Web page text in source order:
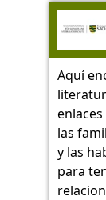
Aquí
las
y las
para